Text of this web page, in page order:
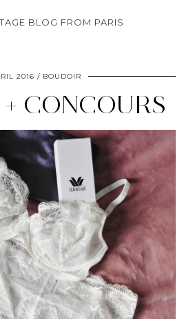
BLOG FROM PARIS
2016 BOUDOIR
CONCOURS